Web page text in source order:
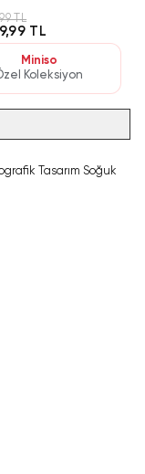
TL
TL
Miniso
Koleksiyon
Tasarım Soğuk